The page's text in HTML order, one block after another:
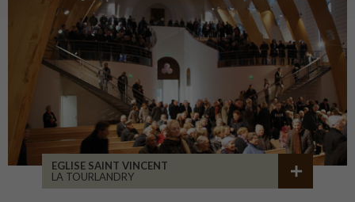
EGLISE SAINT VINCENT
LA TOURLANDRY